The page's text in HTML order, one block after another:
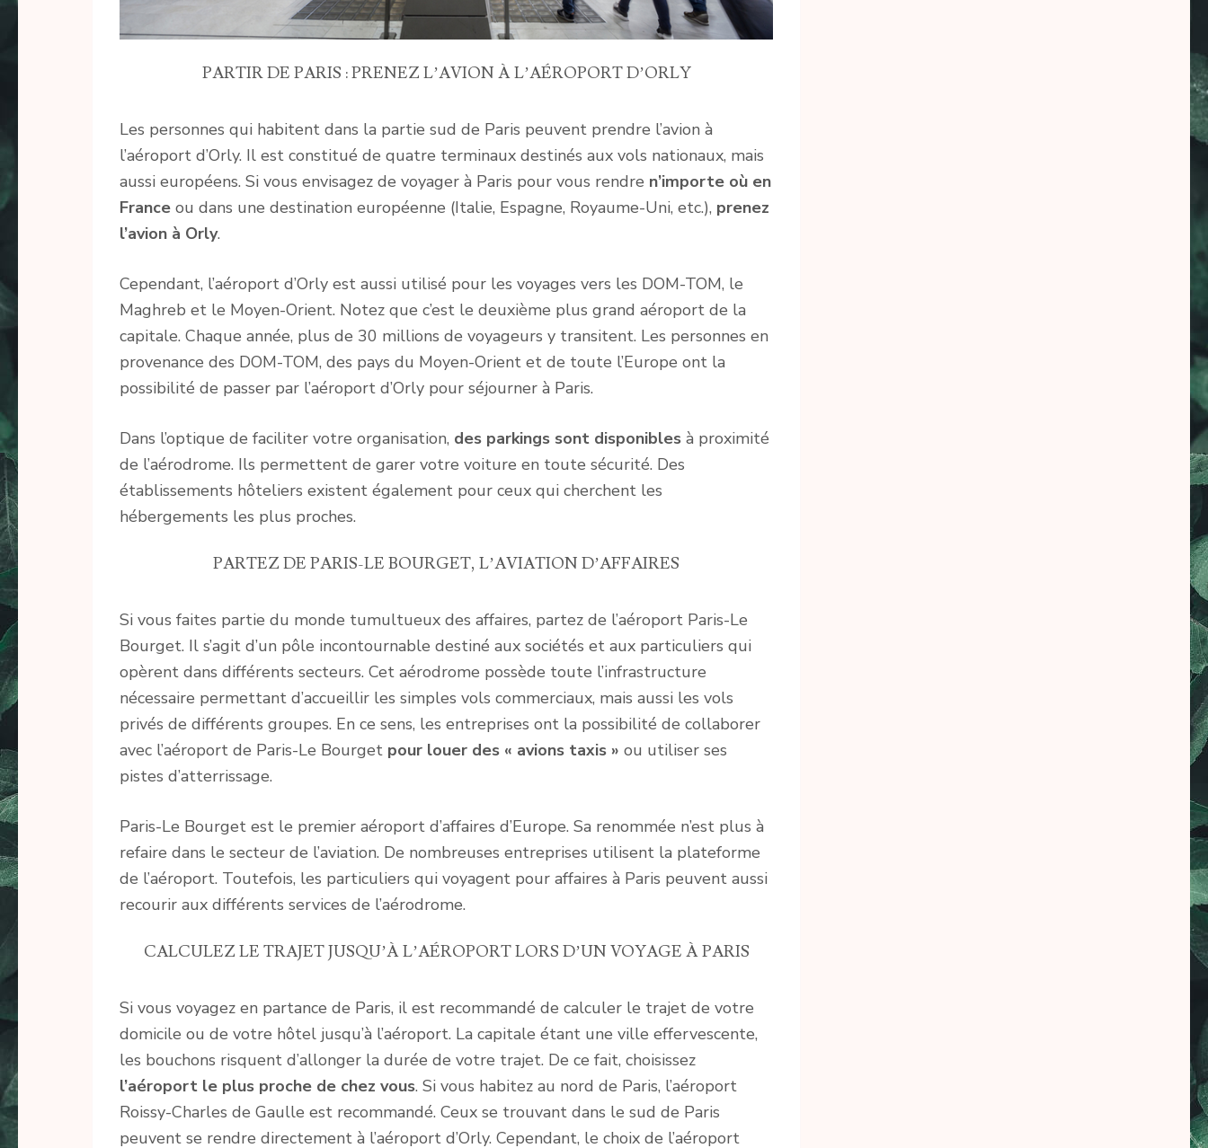
PARTIR DE PARIS : PRENEZ L’AVION À L’AÉROPORT D’ORLY
Les personnes qui habitent dans la partie sud de Paris peuvent prendre l’avion à
l’aéroport d’Orly. Il est constitué de quatre terminaux destinés aux vols nationaux, mais
aussi européens. Si vous envisagez de voyager à Paris pour vous rendre n’importe où en
France ou dans une destination européenne (Italie, Espagne, Royaume-Uni, etc.), prenez
l’avion à Orly.
Cependant, l’aéroport d’Orly est aussi utilisé pour les voyages vers les DOM-TOM, le
Maghreb et le Moyen-Orient. Notez que c’est le deuxième plus grand aéroport de la
capitale. Chaque année, plus de 30 millions de voyageurs y transitent. Les personnes en
provenance des DOM-TOM, des pays du Moyen-Orient et de toute l’Europe ont la
possibilité de passer par l’aéroport d’Orly pour séjourner à Paris.
Dans l’optique de faciliter votre organisation, des parkings sont disponibles à proximité
de l’aérodrome. Ils permettent de garer votre voiture en toute sécurité. Des
établissements hôteliers existent également pour ceux qui cherchent les
hébergements les plus proches.
PARTEZ DE PARIS-LE BOURGET, L’AVIATION D’AFFAIRES
Si vous faites partie du monde tumultueux des affaires, partez de l’aéroport Paris-Le
Bourget. Il s’agit d’un pôle incontournable destiné aux sociétés et aux particuliers qui
opèrent dans différents secteurs. Cet aérodrome possède toute l’infrastructure
nécessaire permettant d’accueillir les simples vols commerciaux, mais aussi les vols
privés de différents groupes. En ce sens, les entreprises ont la possibilité de collaborer
avec l’aéroport de Paris-Le Bourget pour louer des « avions taxis » ou utiliser ses
pistes d’atterrissage.
Paris-Le Bourget est le premier aéroport d’affaires d’Europe. Sa renommée n’est plus à
refaire dans le secteur de l’aviation. De nombreuses entreprises utilisent la plateforme
de l’aéroport. Toutefois, les particuliers qui voyagent pour affaires à Paris peuvent aussi
recourir aux différents services de l’aérodrome.
CALCULEZ LE TRAJET JUSQU’À L’AÉROPORT LORS D’UN VOYAGE À PARIS
Si vous voyagez en partance de Paris, il est recommandé de calculer le trajet de votre
domicile ou de votre hôtel jusqu’à l’aéroport. La capitale étant une ville effervescente,
les bouchons risquent d’allonger la durée de votre trajet. De ce fait, choisissez
l’aéroport le plus proche de chez vous. Si vous habitez au nord de Paris, l’aéroport
Roissy-Charles de Gaulle est recommandé. Ceux se trouvant dans le sud de Paris
peuvent se rendre directement à l’aéroport d’Orly. Cependant, le choix de l’aéroport